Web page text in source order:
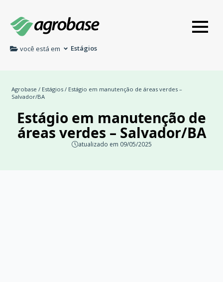
você está em Estágios
Agrobase / Estágios / Estágio em manutenção de áreas verdes –
Salvador/BA
Estágio em manutenção de
áreas verdes – Salvador/BA
atualizado em 09/05/2025